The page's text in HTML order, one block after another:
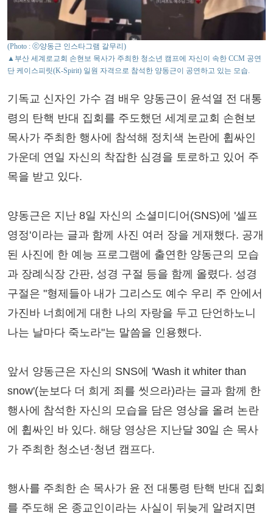
(Photo : ⓒ양동근 인스타그램 갈무리)
▲부산 세계로교회 손현보 목사가 주최한 청소년 캠프에 자신이 속한 CCM 공연
단 케이스피릿(K-Spirit) 일원 자격으로 참석한 양동근이 공연하고 있는 모습.
기독교 신자인 가수 겸 배우 양동근이 윤석열 전 대통
령의 탄핵 반대 집회를 주도했던 세계로교회 손현보
목사가 주최한 행사에 참석해 정치색 논란에 휩싸인
가운데 연일 자신의 착잡한 심경을 토로하고 있어 주
목을 받고 있다.
양동근은 지난 8일 자신의 소셜미디어(SNS)에 '셀프
영정'이라는 글과 함께 사진 여러 장을 게재했다. 공개
된 사진에 한 예능 프로그램에 출연한 양동근의 모습
과 장례식장 간판, 성경 구절 등을 함께 올렸다. 성경
구절은 "형제들아 내가 그리스도 예수 우리 주 안에서
가진바 너희에게 대한 나의 자랑을 두고 단언하노니
나는 날마다 죽노라"는 말씀을 인용했다.
앞서 양동근은 자신의 SNS에 'Wash it whiter than
snow'(눈보다 더 희게 죄를 씻으라)라는 글과 함께 한
행사에 참석한 자신의 모습을 담은 영상을 올려 논란
에 휩싸인 바 있다. 해당 영상은 지난달 30일 손 목사
가 주최한 청소년·청년 캠프다.
행사를 주최한 손 목사가 윤 전 대통령 탄핵 반대 집회
를 주도해 온 종교인이라는 사실이 뒤늦게 알려지면